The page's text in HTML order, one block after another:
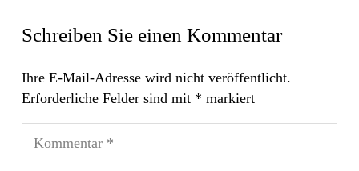
Schreiben Sie einen Kommentar
Ihre E-Mail-Adresse wird nicht veröffentlicht.
Erforderliche Felder sind mit * markiert